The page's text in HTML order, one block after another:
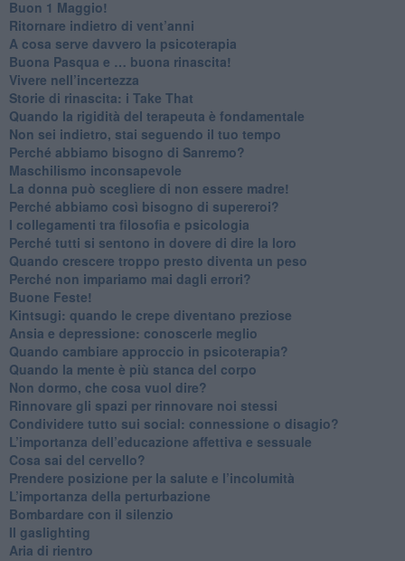
​Buon 1 Maggio!
Ritornare indietro di vent’anni
​A cosa serve davvero la psicoterapia
​Buona Pasqua e … buona rinascita!
​Vivere nell’incertezza
​Storie di rinascita: i Take That
​Quando la rigidità del terapeuta è fondamentale
​Non sei indietro, stai seguendo il tuo tempo
​Perché abbiamo bisogno di Sanremo?
​Maschilismo inconsapevole
​La donna può scegliere di non essere madre!
​Perché abbiamo così bisogno di supereroi?
​I collegamenti tra filosofia e psicologia
​Perché tutti si sentono in dovere di dire la loro
​Quando crescere troppo presto diventa un peso
​Perché non impariamo mai dagli errori?
​Buone Feste!
​Kintsugi: quando le crepe diventano preziose
Ansia e depressione: conoscerle meglio
Quando cambiare approccio in psicoterapia?
​Quando la mente è più stanca del corpo
Non dormo, che cosa vuol dire?
​Rinnovare gli spazi per rinnovare noi stessi
​Condividere tutto sui social: connessione o disagio?
​L’importanza dell’educazione affettiva e sessuale
​Cosa sai del cervello?
Prendere posizione per la salute e l’incolumità
L’importanza della perturbazione
​Bombardare con il silenzio
Il gaslighting
Aria di rientro